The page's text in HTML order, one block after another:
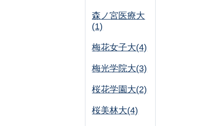
森ノ宮医療大
(1)
梅花女子大(4)
梅光学院大(3)
桜花学園大(2)
桜美林大(4)